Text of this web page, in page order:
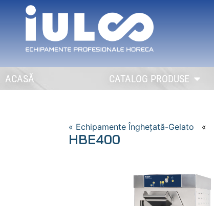
ACASĂ CATALOG PRODUSE
« Echipamente Îngheţată-Gelato «
HBE400